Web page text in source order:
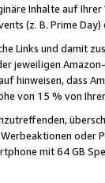
Inhalte auf
(z. B. Prime
Links und damit
jeweiligen
hinweisen, dass
von 15 % von
oder
mit 64 GB